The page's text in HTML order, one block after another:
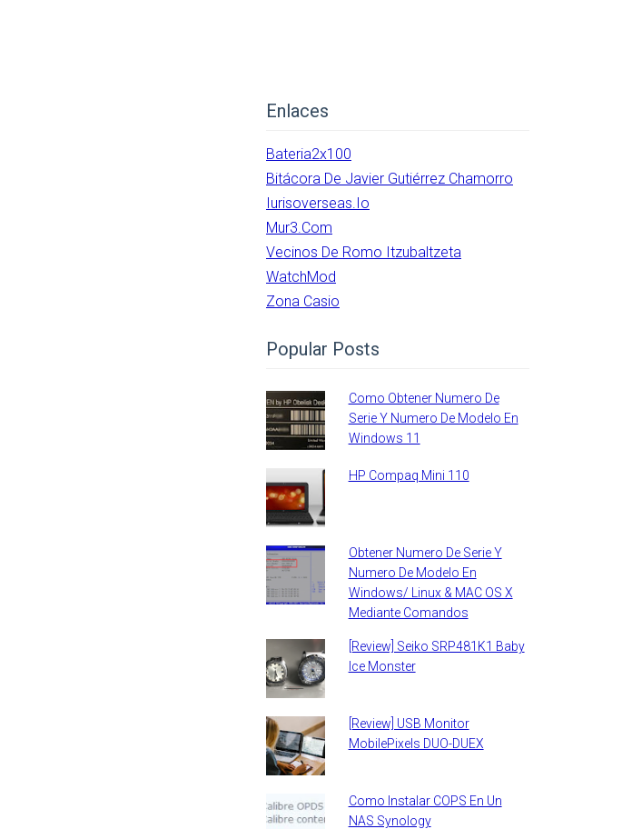
Enlaces
Bateria2x100
Bitácora De Javier Gutiérrez Chamorro
Iurisoverseas.io
Mur3.com
Vecinos De Romo Itzubaltzeta
WatchMod
Zona Casio
Popular Posts
Como Obtener Numero De
Serie Y Numero De Modelo En
Windows 11
HP Compaq Mini 110
Obtener Numero De Serie Y
Numero De Modelo En
Windows/ Linux & MAC OS X
Mediante Comandos
[Review] Seiko SRP481K1 Baby
Ice Monster
[Review] USB Monitor
MobilePixels DUO-DUEX
Como Instalar COPS En Un
NAS Synology